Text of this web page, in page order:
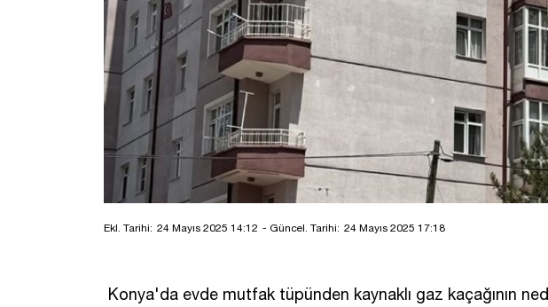
Ekl. Tarihi: 24 Mayıs 2025 14:12 - Güncel. Tarihi: 24 Mayıs 2025 17:18
Konya'da evde mutfak tüpünden kaynaklı gaz kaçağının